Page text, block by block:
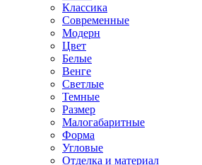
Классика
Современные
Модерн
Цвет
Белые
Венге
Светлые
Темные
Размер
Малогабаритные
Форма
Угловые
Отделка и материал